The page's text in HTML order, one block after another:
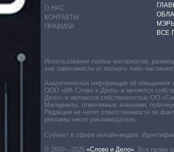
О НАС
КОНТАКТЫ
ПРАВИЛА
ВСЕ
Субъект в сфере онлайн-медиа.
© 2009—2026 «Слово и Дело» Все права
Использование любых материалов,
вне зависимости от полного либо
Аналитическая информация об обещаниях
ООО «ИА Слово и Дело» и является
Дело» и являются собственностью ОО
Материалы, отмеченные значками,
Редакция не несет ответственности за
рекламы несет рекламодатель.